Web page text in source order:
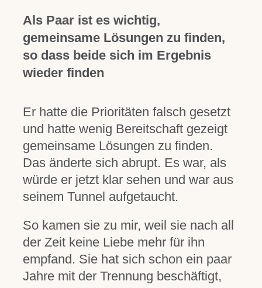
Als Paar ist es wichtig,
gemeinsame Lösungen zu finden,
so dass beide sich im Ergebnis
wieder finden
Er hatte die Prioritäten falsch gesetzt
und hatte wenig Bereitschaft gezeigt
gemeinsame Lösungen zu finden.
Das änderte sich abrupt. Es war, als
würde er jetzt klar sehen und war aus
seinem Tunnel aufgetaucht.
So kamen sie zu mir, weil sie nach all
der Zeit keine Liebe mehr für ihn
empfand. Sie hat sich schon ein paar
Jahre mit der Trennung beschäftigt,